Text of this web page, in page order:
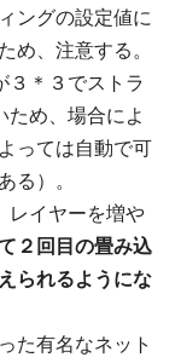
ングの設定値に
め、注意する。
３＊３でストラ
ため、場合によ
っては自動で可
る）。
レイヤーを増や
２回目の畳み込
られるようにな
た有名なネット